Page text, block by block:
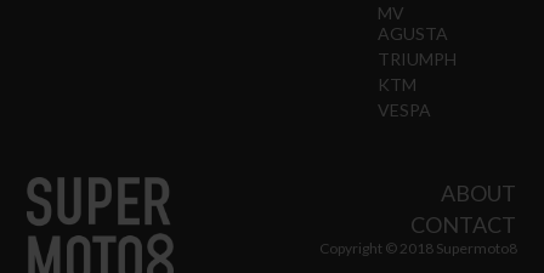
MV
AGUSTA
TRIUMPH
KTM
VESPA
ABOUT
CONTACT
Copyright © 2018 Supermoto8